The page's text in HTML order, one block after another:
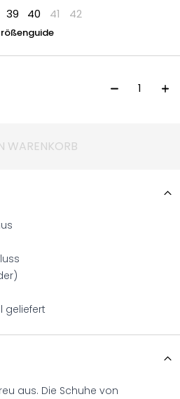
39 40 41 42
WARENKORB
geliefert
aus. Die Schuhe von